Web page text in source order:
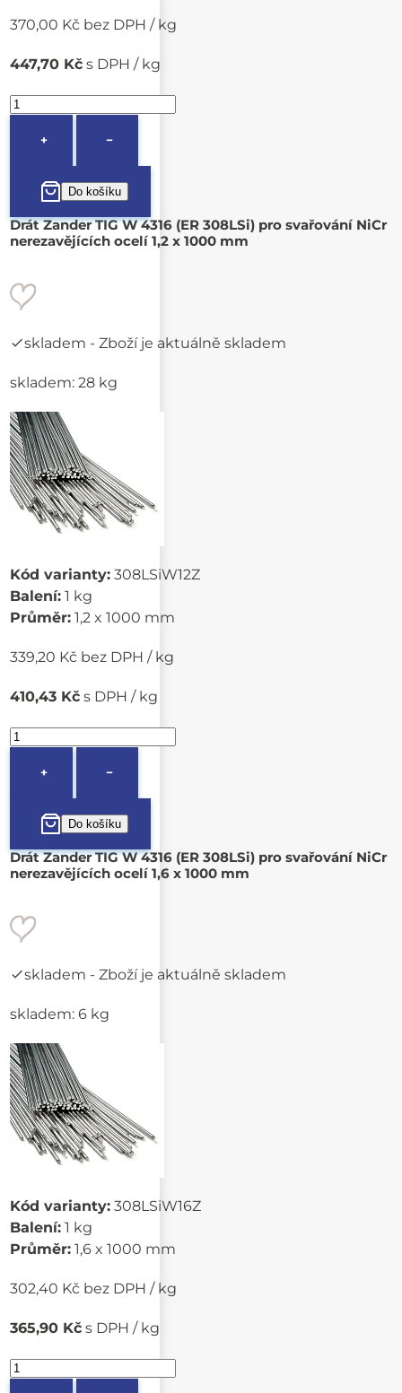
370,00 Kč bez DPH / kg
447,70 Kč s DPH / kg
+ −
Drát Zander TIG W 4316 (ER 308LSi) pro svařování NiCr
nerezavějících ocelí 1,2 x 1000 mm
skladem - Zboží je aktuálně skladem
skladem: 28 kg
Kód varianty: 308LSiW12Z
Balení: 1 kg
Průměr: 1,2 x 1000 mm
339,20 Kč bez DPH / kg
410,43 Kč s DPH / kg
+ −
Drát Zander TIG W 4316 (ER 308LSi) pro svařování NiCr
nerezavějících ocelí 1,6 x 1000 mm
skladem - Zboží je aktuálně skladem
skladem: 6 kg
Kód varianty: 308LSiW16Z
Balení: 1 kg
Průměr: 1,6 x 1000 mm
302,40 Kč bez DPH / kg
365,90 Kč s DPH / kg